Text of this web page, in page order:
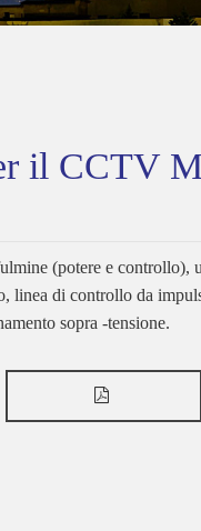
il CCTV
(potere e controllo),
linea di controllo da
sopra -tensione.